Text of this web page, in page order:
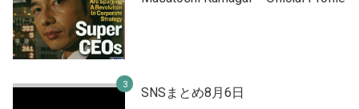
SNSまとめ8月6日